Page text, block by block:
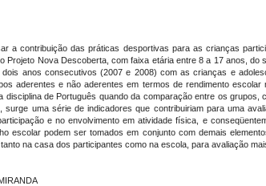
a contribuição das práticas desportivas para as crianças
Projeto Nova Descoberta, com faixa etária entre 8 a 17 anos,
anos consecutivos (2007 e 2008) com as crianças e
aderentes e não aderentes em termos de rendimento
de Português quando da comparação entre os grupos,
uma série de indicadores que contribuiriam para uma
e no envolvimento em atividade física, e
escolar podem ser tomados em conjunto com demais
na casa dos participantes como na escola, para avaliação